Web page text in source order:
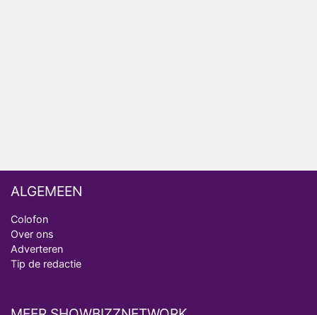
ALGEMEEN
Colofon
Over ons
Adverteren
Tip de redactie